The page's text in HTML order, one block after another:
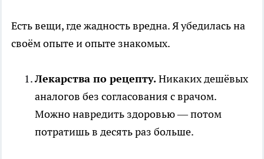
Есть вещи, где жадность вредна. Я убедилась на
своём опыте и опыте знакомых.
Лекарства по рецепту.Никаких дешёвых
аналогов без согласования с врачом.
Можно навредить здоровью — потом
потратишь в десять раз больше.